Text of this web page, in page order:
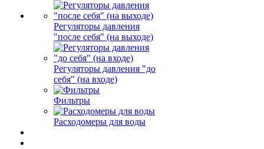
Регуляторы давления
"после себя" (на выходе)
Регуляторы давления "до
себя" (на входе)
Фильтры
Расходомеры для воды